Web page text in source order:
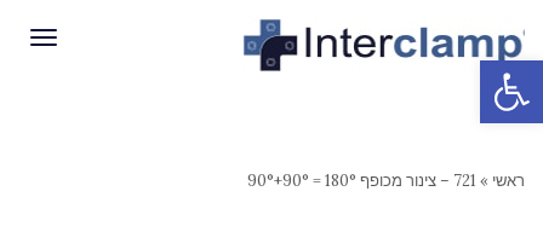
ראשי » 721 – צינור מכופף 180° = 90°+90°
פתח סרגל נגישות